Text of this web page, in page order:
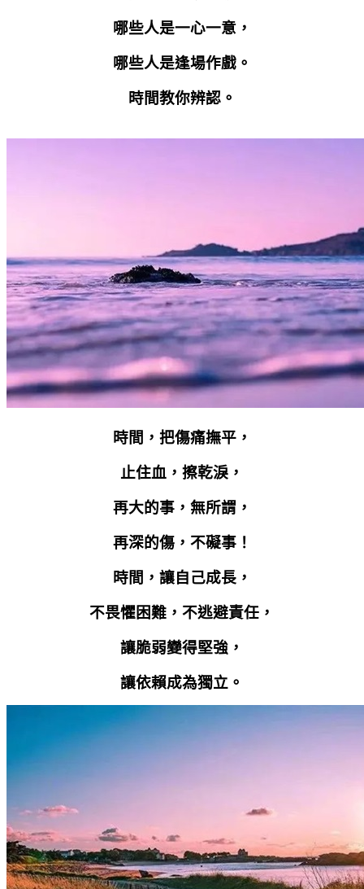
哪些人是一心一意，
哪些人是逢場作戲。
時間教你辨認。
時間，把傷痛撫平，
止住血，擦乾淚，
再大的事，無所謂，
再深的傷，不礙事！
時間，讓自己成長，
不畏懼困難，不逃避責任，
讓脆弱變得堅強，
讓依賴成為獨立。